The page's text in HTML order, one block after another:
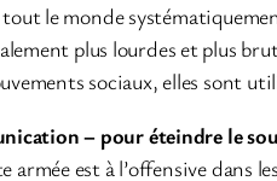
le monde
plus lourdes et plus
sociaux, elles sont
– pour éteindre le
est à l’offensive dans